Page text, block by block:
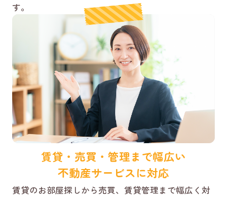
す。
賃貸・売買・管理まで幅広い
不動産サービスに対応
賃貸のお部屋探しから売買、賃貸管理まで幅広く対